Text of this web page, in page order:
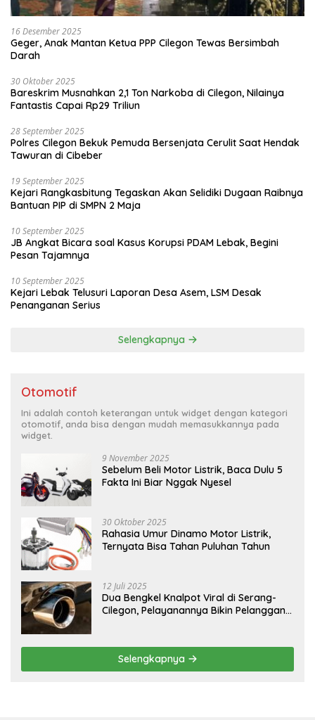
16 Desember 2025
Geger, Anak Mantan Ketua PPP Cilegon Tewas Bersimbah
Darah
30 Oktober 2025
Bareskrim Musnahkan 2,1 Ton Narkoba di Cilegon, Nilainya
Fantastis Capai Rp29 Triliun
28 September 2025
Polres Cilegon Bekuk Pemuda Bersenjata Cerulit Saat Hendak
Tawuran di Cibeber
19 September 2025
Kejari Rangkasbitung Tegaskan Akan Selidiki Dugaan Raibnya
Bantuan PIP di SMPN 2 Maja
10 September 2025
JB Angkat Bicara soal Kasus Korupsi PDAM Lebak, Begini
Pesan Tajamnya
10 September 2025
Kejari Lebak Telusuri Laporan Desa Asem, LSM Desak
Penanganan Serius
Selengkapnya
Otomotif
Ini adalah contoh keterangan untuk widget dengan kategori
otomotif, anda bisa dengan mudah memasukkannya pada
widget.
9 November 2025
Sebelum Beli Motor Listrik, Baca Dulu 5
Fakta Ini Biar Nggak Nyesel
30 Oktober 2025
Rahasia Umur Dinamo Motor Listrik,
Ternyata Bisa Tahan Puluhan Tahun
12 Juli 2025
Dua Bengkel Knalpot Viral di Serang-
Cilegon, Pelayanannya Bikin Pelanggan
Selengkapnya